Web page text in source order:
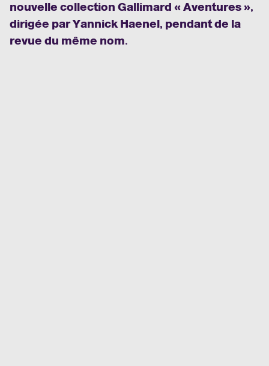
nouvelle collection Gallimard « Aventures »,
dirigée par Yannick Haenel, pendant de la
revue du même nom.